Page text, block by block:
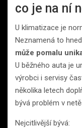
co je na ní
U klimatizace je
Neznamená to
může pomalu
U běžného auta je
výrobci i servisy
několika letech
bývá problém v
Nejcitlivější bývá: